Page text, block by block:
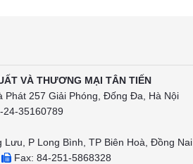
VÀ THƯƠNG MẠI TÂN TIẾN
Phát 257 Giải Phóng, Đống Đa, Hà Nội
24-35160789
P Long Bình, TP Biên Hoà, Đồng Nai
Fax: 84-251-5868328